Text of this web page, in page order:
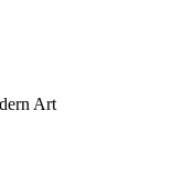
Art